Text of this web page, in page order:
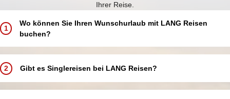
Ihrer Reise.
1
Wo können Sie Ihren Wunschurlaub mit LANG Reisen
buchen?
Buchen Sie Ihren Traumurlaub ganz einfach und bequem:
In einem unserer 5 LANG Reisebüros in Annaberg-Buchholz, Aue,
Chemnitz, Schwarzenberg und Zwickau
2 Gibt es Singlereisen bei LANG Reisen?
Bei LANG Reisen bieten wir keine speziellen Singlereisen an.